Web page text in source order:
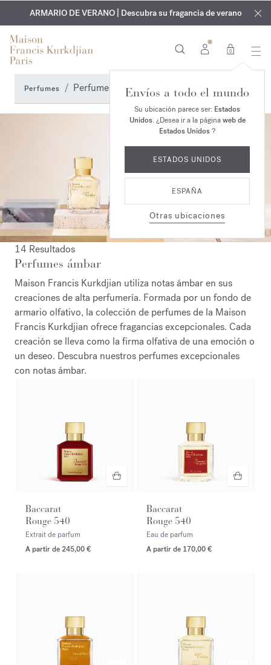
EXCLUSIVO | Descubra la nueva fragancia OUD
velvet mood
en su pedido*
GRABADO GRATUITO | En todas las fragancias y aceites
corporales hasta el 9 de agosto
ARMARIO DE VERANO | Descubra su fragancia de verano
0
Envíos a todo el mundo
Su ubicación parece ser: Estados
Unidos. ¿Desea ir a la páginaweb de
Estados Unidos?
ESTADOS UNIDOS
ESPAÑA
Otras ubicaciones
Perfumes Perfumes ámbar
14 Resultados
Perfumes ámbar
Maison Francis Kurkdjian utiliza notas ámbar en sus
creaciones de alta perfumería. Formada por un fondo de
armario olfativo, la colección de perfumes de la Maison
Francis Kurkdjian ofrece fragancias excepcionales. Cada
creación se lleva como la firma olfativa de una emoción o
un deseo. Descubra nuestros perfumes excepcionales
con notas ámbar.
Baccarat
Rouge 540
Extrait de parfum
A partir de 245,00 €
Baccarat
Rouge 540
Eau de parfum
A partir de 170,00 €